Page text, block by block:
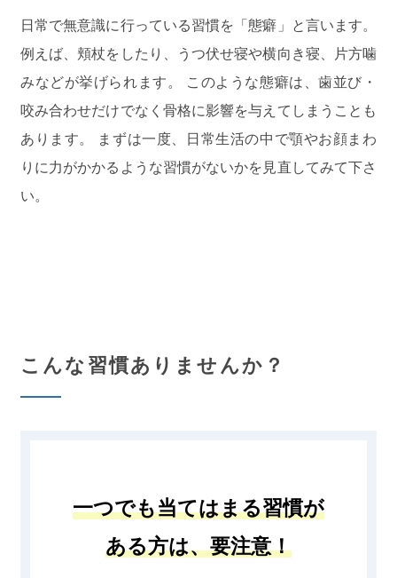
日常で無意識に行っている習慣を「態癖」と言います。
例えば、頬杖をしたり、うつ伏せ寝や横向き寝、片方噛
みなどが挙げられます。 このような態癖は、歯並び・
咬み合わせだけでなく骨格に影響を与えてしまうことも
あります。 まずは一度、日常生活の中で顎やお顔まわ
りに力がかかるような習慣がないかを見直してみて下さ
い。
こんな習慣ありませんか？
一つでも当てはまる習慣が
ある方は、要注意！